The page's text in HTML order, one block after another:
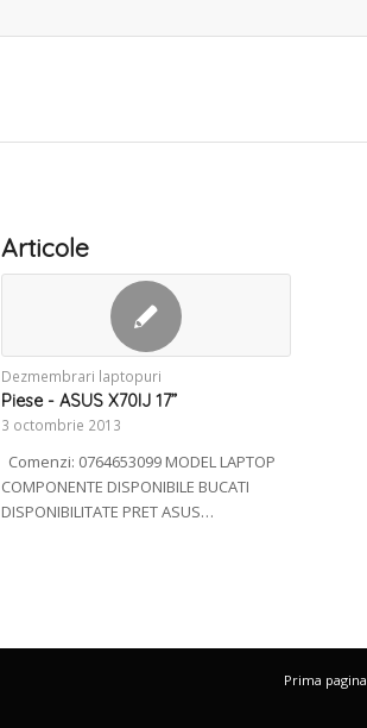
Articole
Dezmembrari laptopuri
Piese - ASUS X70IJ 17”
3 octombrie 2013
Comenzi: 0764653099 MODEL LAPTOP
COMPONENTE DISPONIBILE BUCATI
DISPONIBILITATE PRET ASUS…
Prima pagina